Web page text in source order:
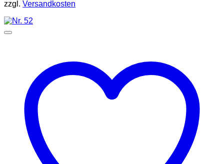
zzgl. Versandkosten